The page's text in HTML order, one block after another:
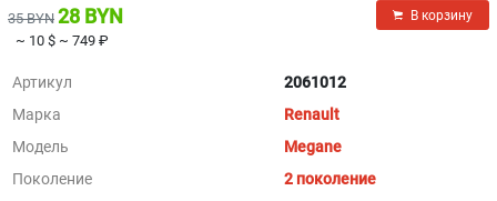
35 BYN 28 BYN
~ 10 $ ~ 749 ₽
В корзину
Артикул
2061012
Марка
Renault
Модель
Megane
Поколение
2 поколение